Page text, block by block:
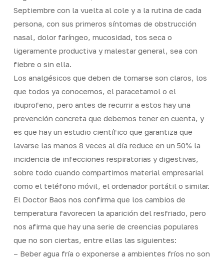
Septiembre con la vuelta al cole y a la rutina de cada
persona, con sus primeros síntomas de obstrucción
nasal, dolor faríngeo, mucosidad, tos seca o
ligeramente productiva y malestar general, sea con
fiebre o sin ella.
Los analgésicos que deben de tomarse son claros, los
que todos ya conocemos, el paracetamol o el
ibuprofeno, pero antes de recurrir a estos hay una
prevención concreta que debemos tener en cuenta, y
es que hay un estudio científico que garantiza que
lavarse las manos 8 veces al día reduce en un 50% la
incidencia de infecciones respiratorias y digestivas,
sobre todo cuando compartimos material empresarial
como el teléfono móvil, el ordenador portátil o similar.
El Doctor Baos nos confirma que los cambios de
temperatura favorecen la aparición del resfriado, pero
nos afirma que hay una serie de creencias populares
que no son ciertas, entre ellas las siguientes:
– Beber agua fría o exponerse a ambientes fríos no son